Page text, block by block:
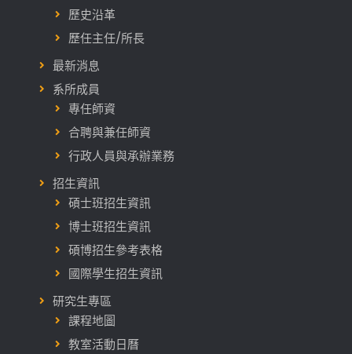
歷史沿革
歷任主任/所長
最新消息
系所成員
專任師資
合聘與兼任師資
行政人員與承辦業務
招生資訊
碩士班招生資訊
博士班招生資訊
碩博招生參考表格
國際學生招生資訊
研究生專區
課程地圖
教室活動日曆